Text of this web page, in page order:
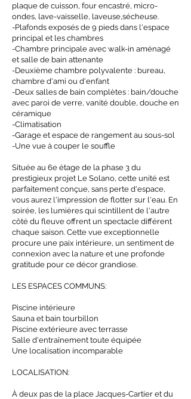
plaque de cuisson, four encastré, micro-
ondes, lave-vaisselle, laveuse,sécheuse.
-Plafonds exposés de 9 pieds dans l'espace
principal et les chambres
-Chambre principale avec walk-in aménagé
et salle de bain attenante
-Deuxième chambre polyvalente : bureau,
chambre d'ami ou d'enfant
-Deux salles de bain complètes : bain/douche
avec paroi de verre, vanité double, douche en
céramique
-Climatisation
-Garage et espace de rangement au sous-sol
-Une vue à couper le souffle
Située au 6e étage de la phase 3 du
prestigieux projet Le Solano, cette unité est
parfaitement conçue, sans perte d'espace,
vous aurez l'impression de flotter sur l'eau. En
soirée, les lumières qui scintillent de l'autre
côté du fleuve offrent un spectacle différent
chaque saison. Cette vue exceptionnelle
procure une paix intérieure, un sentiment de
connexion avec la nature et une profonde
gratitude pour ce décor grandiose.
LES ESPACES COMMUNS:
Piscine intérieure
Sauna et bain tourbillon
Piscine extérieure avec terrasse
Salle d'entraînement toute équipée
Une localisation incomparable
LOCALISATION:
À deux pas de la place Jacques-Cartier et du